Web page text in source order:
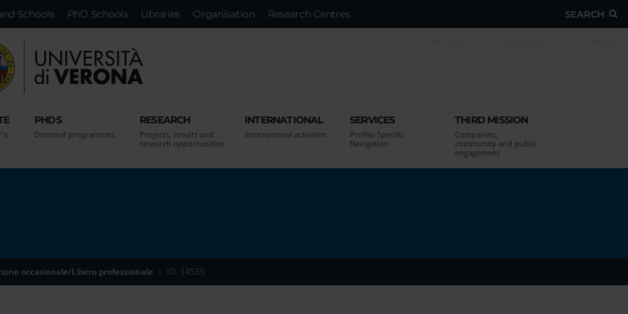
SEARCH
Schools PhD Schools Libraries Organisation Research Centres
PHDS
Doctoral programmes
RESEARCH
Projects, results and
research opportunities
INTERNATIONAL
International activities
SERVICES
Profile-Specific
Navigation
THIRD MISSION
Companies,
community and public
engagement
occasionale/Libero professionale ID. 14535